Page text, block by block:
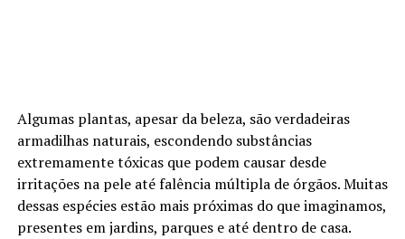
Algumas plantas, apesar da beleza, são verdadeiras
armadilhas naturais, escondendo substâncias
extremamente tóxicas que podem causar desde
irritações na pele até falência múltipla de órgãos. Muitas
dessas espécies estão mais próximas do que imaginamos,
presentes em jardins, parques e até dentro de casa.